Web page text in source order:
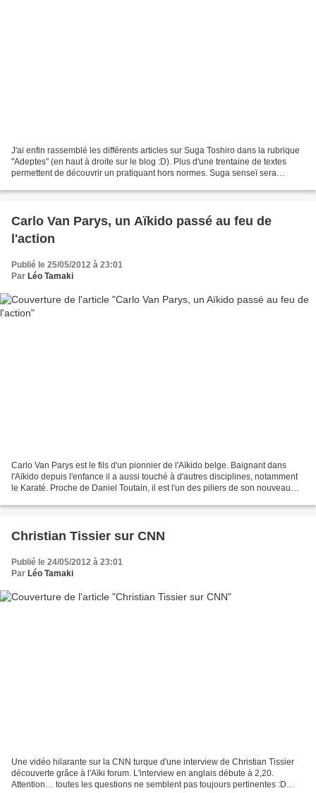
J'ai enfin rassemblé les différents articles sur Suga Toshiro dans la rubrique
"Adeptes" (en haut à droite sur le blog :D). Plus d'une trentaine de textes
permettent de découvrir un pratiquant hors normes. Suga senseï sera
Carlo Van Parys, un Aïkido passé au feu de
l'action
Publié le 25/05/2012 à 23:01
Par Léo Tamaki
Carlo Van Parys est le fils d'un pionnier de l'Aïkido belge. Baignant dans
l'Aïkido depuis l'enfance il a aussi touché à d'autres disciplines, notamment
le Karaté. Proche de Daniel Toutain, il est l'un des piliers de son nouveau
Christian Tissier sur CNN
Publié le 24/05/2012 à 23:01
Par Léo Tamaki
Une vidéo hilarante sur la CNN turque d'une interview de Christian Tissier
découverte grâce à l'Aïki forum. L'interview en anglais débute à 2,20.
Attention… toutes les questions ne semblent pas toujours pertinentes :D